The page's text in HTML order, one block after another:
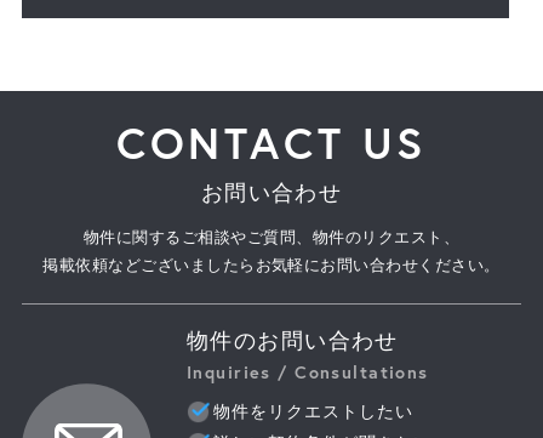
CONTACT US
お問い合わせ
物件に関するご相談やご質問、物件のリクエスト、
掲載依頼などございましたらお気軽にお問い合わせください。
物件のお問い合わせ
Inquiries / Consultations
物件をリクエストしたい